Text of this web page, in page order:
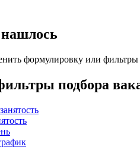
формулировку или фильтры
подбора